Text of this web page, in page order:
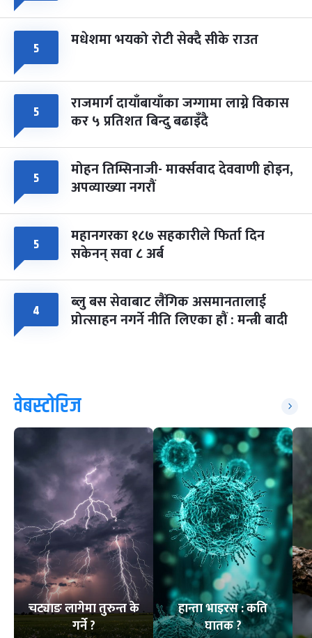
५ मधेशमा भयको रोटी सेक्दै सीके राउत
५ राजमार्ग दायाँबायाँका जग्गामा लाग्ने विकास
कर ५ प्रतिशत बिन्दु बढाइँदै
५ मोहन तिम्सिनाजी- मार्क्सवाद देववाणी होइन,
अपव्याख्या नगरौं
५ महानगरका १८७ सहकारीले फिर्ता दिन
सकेनन् सवा ८ अर्ब
४ ब्लु बस सेवाबाट लैंगिक असमानतालाई
प्रोत्साहन नगर्ने नीति लिएका हौं : मन्त्री बादी
वेबस्टोरिज
चट्याङ लागेमा तुरुन्त के
गर्ने ?
हान्ता भाइरस : कति
घातक ?